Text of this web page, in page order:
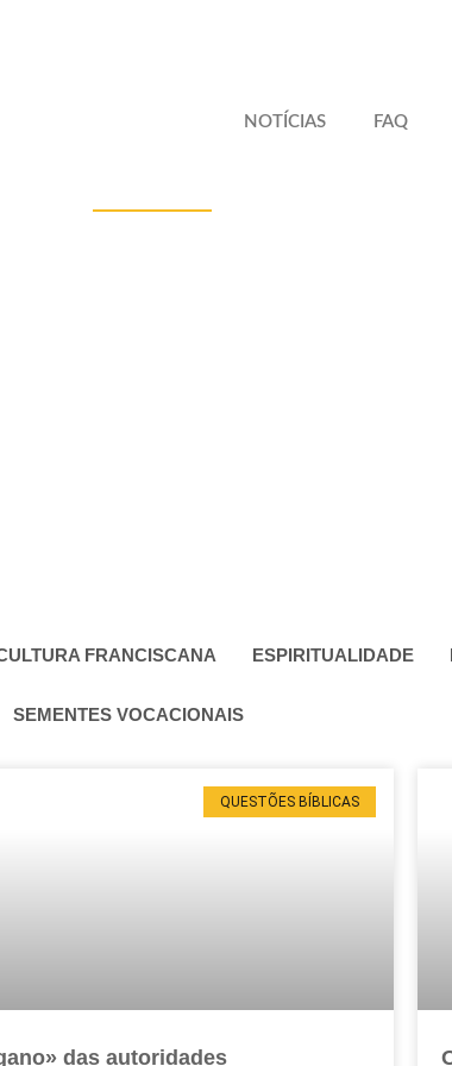
NOTÍCIAS FAQ
FRANCISCANA ESPIRITUALIDADE
SEMENTES VOCACIONAIS
QUESTÕES BÍBLICAS
das autoridades